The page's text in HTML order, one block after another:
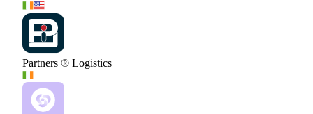
Partners ® Logistics